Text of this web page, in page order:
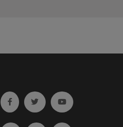
Ir a facebook (abre en ventana
Ir a twitter (abre en
Ir a YouTube